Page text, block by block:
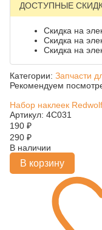
ДОСТУПНЫЕ
Скидка на
Скидка на
Скидка на
Категории: Запчасти
Рекомендуем
Набор наклеек
Артикул: 4C031
190 ₽
290 ₽
В наличии
В корзину